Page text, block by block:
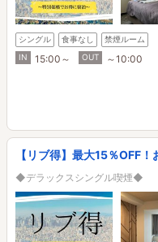
シングル 食事なし
禁煙ルーム
IN
15:00～ OUT ～10:00
【リブ得】最大15％OFF
◆デラックスシングル喫煙◆